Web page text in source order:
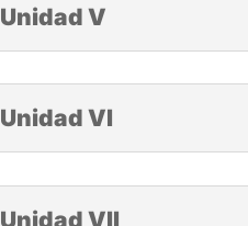
Unidad V
Unidad VI
Unidad VII